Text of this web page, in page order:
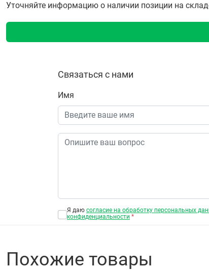
Уточняйте информацию о наличии позиции на
Связаться с нами
Имя
Я даю согласие на обработку персональных
конфиденциальности *
Похожие товары